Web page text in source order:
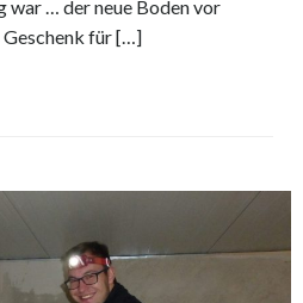
war … der neue Boden vor
Geschenk für […]